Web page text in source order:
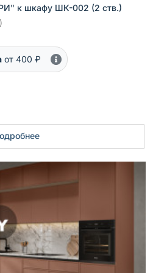
к шкафу ШК-002 (2 ств.)
от 400 ₽